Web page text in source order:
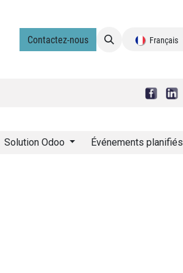
Contactez-nous Français
Solution Odoo Événements planifiés